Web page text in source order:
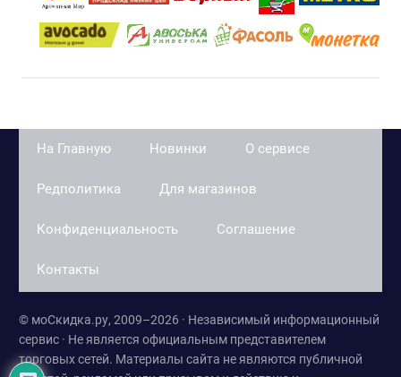
На Главную Новинки О сервисе
Редполитика Для магазинов
Конфиденциальность Соглашение
Контакты
© моСкидка.ру, 2009–2026 · Независимый информационный
сервис · Не является официальным представителем
торговых сетей. Материалы сайта не являются публичной